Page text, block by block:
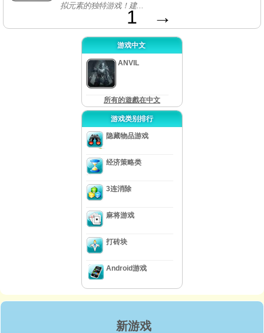
拟元素的独特游戏！建...
1 →
游戏中文
ANVIL
所有的遊戲在中文
游戏类别排行
隐藏物品游戏
经济策略类
3连消除
麻将游戏
打砖块
Android游戏
新游戏